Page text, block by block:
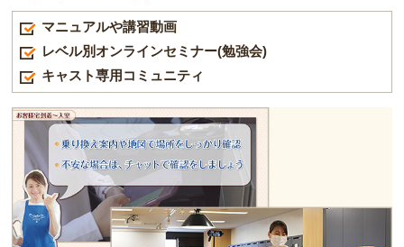
マニュアルや講習動画
レベル別オンラインセミナー(勉強会)
キャスト専用コミュニティ